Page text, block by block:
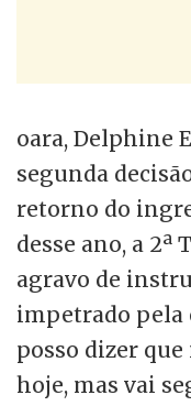
oara, Delphine
segunda
retorno do
desse ano, a
agravo de
impetrado pela
posso dizer
hoje, mas vai